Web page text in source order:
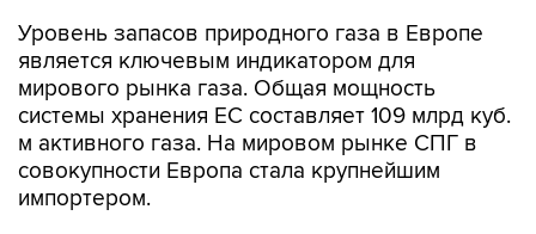
Уровень запасов природного газа в Европе
является ключевым индикатором для
мирового рынка газа. Общая мощность
системы хранения ЕС составляет 109 млрд куб.
м активного газа. На мировом рынке СПГ в
совокупности Европа стала крупнейшим
импортером.